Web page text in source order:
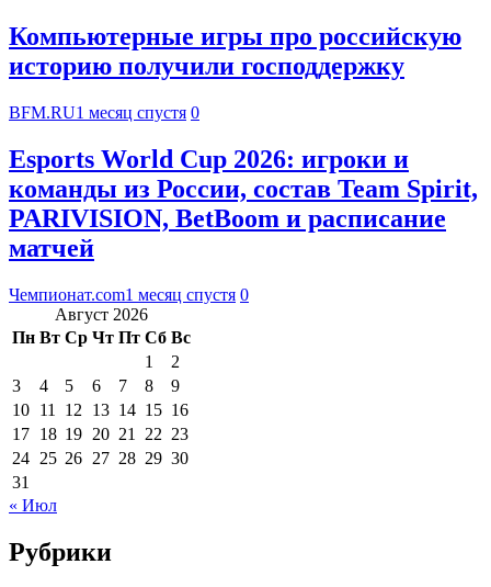
Компьютерные игры про российскую
историю получили господдержку
BFM.RU1 месяц спустя 0
Esports World Cup 2026: игроки и
команды из России, состав Team Spirit,
PARIVISION, BetBoom и расписание
матчей
Чемпионат.com1 месяц спустя 0
Август 2026
Пн Вт Ср Чт Пт Сб Вс
1
2
3
4 5 6 7 8
9
10 11 12 13 14 15 16
17 18 19 20 21 22 23
24 25 26 27 28 29 30
31
« Июл
Рубрики